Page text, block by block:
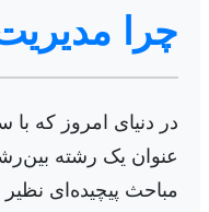
چرا
در دنیای امروز که
عنوان یک رشته
مباحث پیچیده‌ای